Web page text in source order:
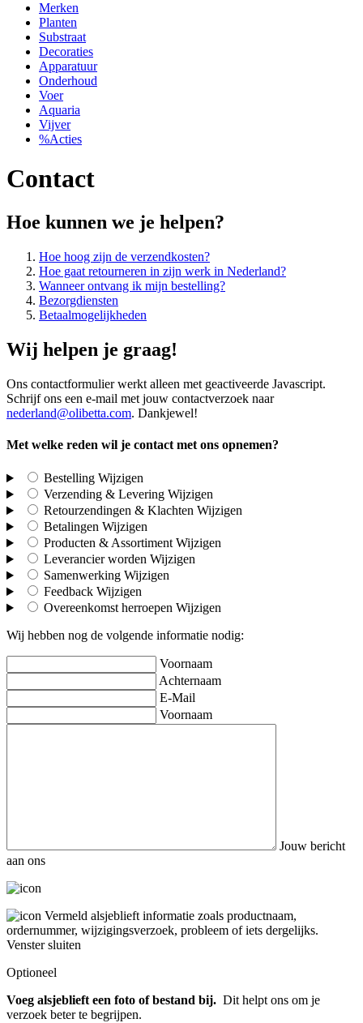
Merken
Planten
Substraat
Decoraties
Apparatuur
Onderhoud
Voer
Aquaria
Vijver
%Acties
Contact
Hoe kunnen we je helpen?
Hoe hoog zijn de verzendkosten?
Hoe gaat retourneren in zijn werk in Nederland?
Wanneer ontvang ik mijn bestelling?
Bezorgdiensten
Betaalmogelijkheden
Wij helpen je graag!
Ons contactformulier werkt alleen met geactiveerde Javascript.
Schrijf ons een e-mail met jouw contactverzoek naar
nederland@olibetta.com. Dankjewel!
Met welke reden wil je contact met ons opnemen?
Bestelling Wijzigen
Verzending & Levering Wijzigen
Retourzendingen & Klachten Wijzigen
Betalingen Wijzigen
Producten & Assortiment Wijzigen
Leverancier worden Wijzigen
Samenwerking Wijzigen
Feedback Wijzigen
Overeenkomst herroepen Wijzigen
Wij hebben nog de volgende informatie nodig:
Voornaam
Achternaam
E-Mail
Voornaam
Jouw bericht
aan ons
Vermeld alsjeblieft informatie zoals productnaam,
ordernummer, wijzigingsverzoek, probleem of iets dergelijks.
Venster sluiten
Optioneel
Voeg alsjeblieft een foto of bestand bij. Dit helpt ons om je
verzoek beter te begrijpen.